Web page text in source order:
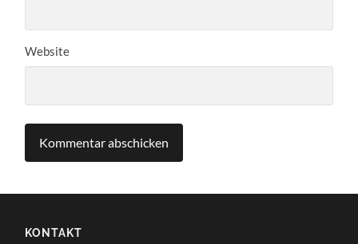
Website
KONTAKT